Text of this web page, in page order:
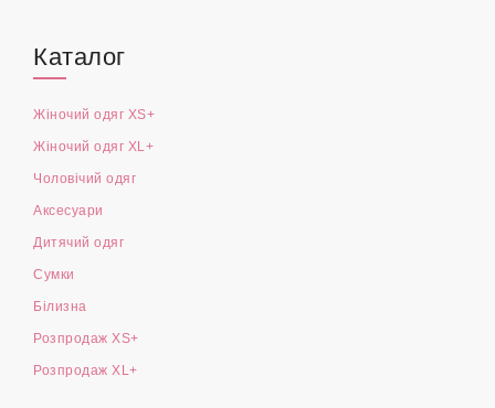
Каталог
Жіночий одяг XS+
Жіночий одяг XL+
Чоловічий одяг
Аксесуари
Дитячий одяг
Сумки
Білизна
Розпродаж XS+
Розпродаж XL+